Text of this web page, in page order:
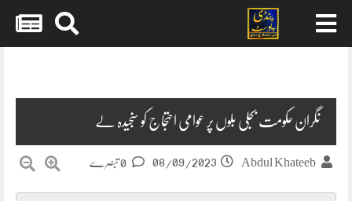
نگران حکومت بجلی بلوں پر عوامی احتجاج کو سنجیدہ لے
Abdul Khateeb
08/09/2023